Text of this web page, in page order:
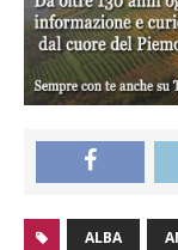
ALBA